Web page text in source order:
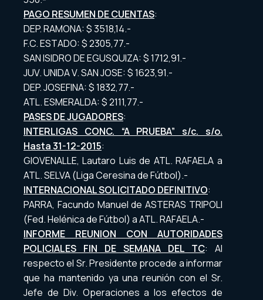
PAGO RESUMEN DE CUENTAS:
DEP. RAMONA: $ 3518,14.-
F.C. ESTADO: $ 2305,77.-
SAN ISIDRO DE EGUSQUIZA: $ 1712,91.-
JUV. UNIDA V. SAN JOSE: $ 1623,91.-
DEP. JOSEFINA: $ 1832,77.-
ATL. ESMERALDA: $ 2111,77.-
PASES DE JUGADORES:
INTERLIGAS CONC. “A PRUEBA” s/c. s/o.
Hasta 31-12-2015:
GIOVENALLE, Lautaro Luis de ATL. RAFAELA a
ATL. SELVA (Liga Ceresina de Fútbol).-
INTERNACIONAL SOLICITADO DEFINITIVO:
PARRA, Facundo Manuel de ASTERAS TRIPOLI
(Fed. Helénica de Fútbol) a ATL. RAFAELA.-
INFORME REUNION CON AUTORIDADES
POLICIALES FIN DE SEMANA DEL TC: Al
respecto el Sr. Presidente procede a informar
que ha mantenido ya una reunión con el Sr.
Jefe de Div. Operaciones a los efectos de